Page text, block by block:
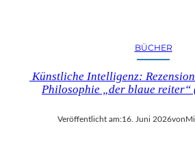
BÜCHER
Künstliche Intelligenz:
Philosophie „der blaue reiter“
Veröffentlicht am:16. Juni 2026von